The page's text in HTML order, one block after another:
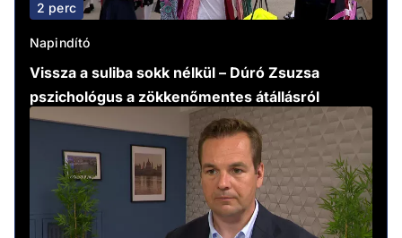
2 perc
Napindító
Vissza a suliba sokk nélkül – Dúró Zsuzsa
pszichológus a zökkenőmentes átállásról